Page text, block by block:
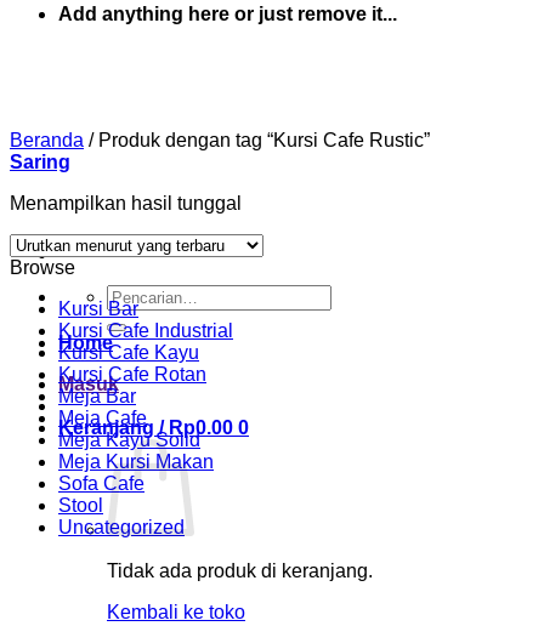
Add anything here or just remove it...
Pencarian
untuk:
Home
Masuk
Keranjang / Rp0.00 0
Tidak ada produk di keranjang.
Kembali ke toko
Beranda /Produk dengan tag “Kursi Cafe Rustic”
Saring
Menampilkan hasil tunggal
Browse
Kursi Bar
Kursi Cafe Industrial
Kursi Cafe Kayu
Kursi Cafe Rotan
Meja Bar
Meja Cafe
Meja Kayu Solid
Meja Kursi Makan
Sofa Cafe
Stool
Uncategorized